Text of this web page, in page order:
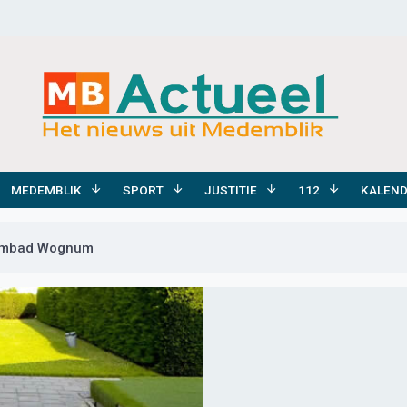
MEDEMBLIK SPORT JUSTITIE 112
Wognum